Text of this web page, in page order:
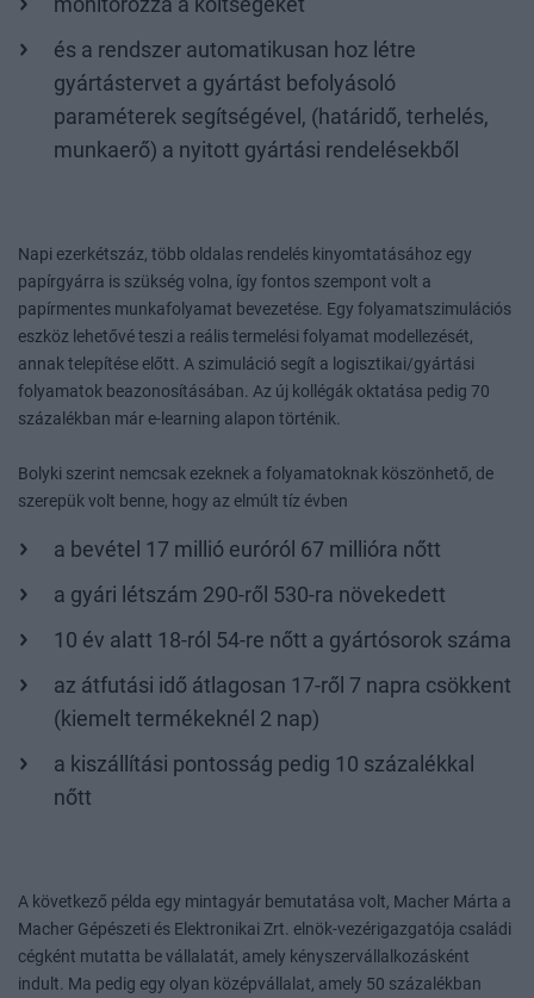
és a rendszer automatikusan hoz létre
gyártástervet a gyártást befolyásoló
paraméterek segítségével, (határidő, terhelés,
munkaerő) a nyitott gyártási rendelésekből
Napi ezerkétszáz, több oldalas rendelés kinyomtatásához egy
papírgyárra is szükség volna, így fontos szempont volt a
papírmentes munkafolyamat bevezetése. Egy folyamatszimulációs
eszköz lehetővé teszi a reális termelési folyamat modellezését,
annak telepítése előtt. A szimuláció segít a logisztikai/gyártási
folyamatok beazonosításában. Az új kollégák oktatása pedig 70
százalékban már e-learning alapon történik.
Bolyki szerint nemcsak ezeknek a folyamatoknak köszönhető, de
szerepük volt benne, hogy az elmúlt tíz évben
a bevétel 17 millió euróról 67 millióra nőtt
a gyári létszám 290-ről 530-ra növekedett
10 év alatt 18-ról 54-re nőtt a gyártósorok száma
az átfutási idő átlagosan 17-ről 7 napra csökkent
(kiemelt termékeknél 2 nap)
a kiszállítási pontosság pedig 10 százalékkal
nőtt
A következő példa egy mintagyár bemutatása volt, Macher Márta a
Macher Gépészeti és Elektronikai Zrt. elnök-vezérigazgatója családi
cégként mutatta be vállalatát, amely kényszervállalkozásként
indult. Ma pedig egy olyan középvállalat, amely 50 százalékban